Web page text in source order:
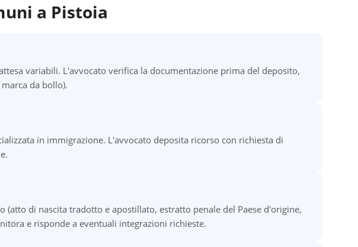
a Pistoia
variabili. L'avvocato verifica la documentazione prima del deposito,
da bollo).
in immigrazione. L'avvocato deposita ricorso con richiesta di
di nascita tradotto e apostillato, estratto penale del Paese d'origine,
e risponde a eventuali integrazioni richieste.